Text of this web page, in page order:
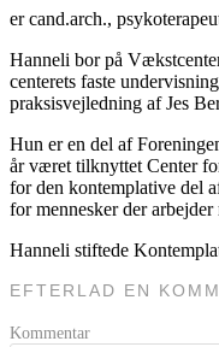
er cand.arch.,
Hanneli bor på
centerets faste
praksisvejledning af Jes
Hun er en del af
år været tilknyttet Center
for den kontemplative del
for mennesker der arbejder
Hanneli stiftede
EFTERLAD EN
Kommentar